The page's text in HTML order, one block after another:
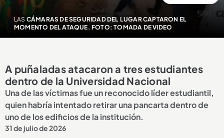
LAS CÁMARAS DE SEGURIDAD DEL LUGAR CAPTARON EL
MOMENTO DEL ATAQUE. FOTO: TOMADA DE VIDEO
A puñaladas atacaron a tres estudiantes
dentro de la Universidad Nacional
Una de las víctimas fue un reconocido líder estudiantil,
quien habría intentado retirar una pancarta dentro de
uno de los edificios de la institución.
31 de julio de 2026